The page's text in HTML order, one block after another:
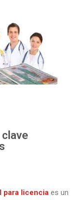
para licencia es un